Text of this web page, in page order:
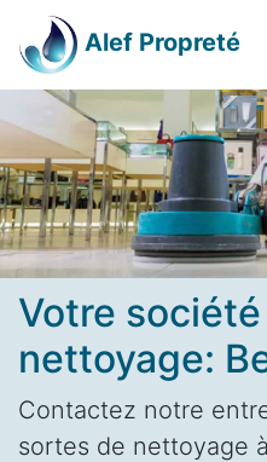
Alef Propreté
Votre
nettoyage:
Contactez notre
sortes de nettoyage